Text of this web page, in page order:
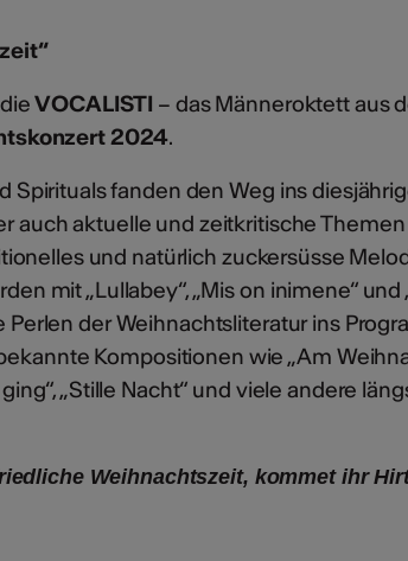
VOCALISTI – das Männeroktett aus
2024.
Spirituals fanden den Weg ins
auch aktuelle und zeitkritische
und natürlich zuckersüsse
mit „Lullabey“, „Mis on inimene“ und
der Weihnachtsliteratur ins
Kompositionen wie „Am
„Stille Nacht“ und viele andere
Weihnachtszeit, kommet ihr